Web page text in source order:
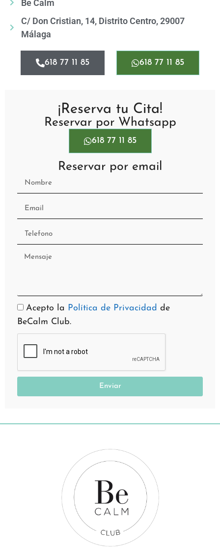
Be Calm
C/ Don Cristian, 14, Distrito Centro, 29007
Málaga
618 77 11 85 618 77 11 85
¡Reserva tu Cita!
Reservar por Whatsapp
618 77 11 85
Reservar por email
Acepto la Política de Privacidad de
BeCalm Club.
Enviar